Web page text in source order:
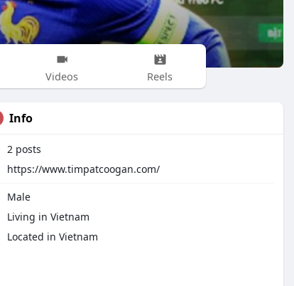
Videos Reels
Info
2 posts
https://www.timpatcoogan.com/
Male
Living in Vietnam
Located in Vietnam